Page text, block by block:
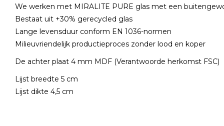
We werken met MIRALITE PURE glas met een
Bestaat uit +30% gerecycled glas
Lange levensduur conform EN 1036-normen
Milieuvriendelijk productieproces zonder lood en koper
De achter plaat 4 mm MDF (Verantwoorde herkomst FSC)
Lijst breedte 5 cm
Lijst dikte 4,5 cm